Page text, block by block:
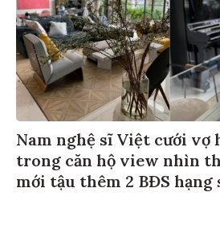
Nam nghệ sĩ Việt cưới vợ
trong căn hộ view nhìn
mới tậu thêm 2 BĐS hạng